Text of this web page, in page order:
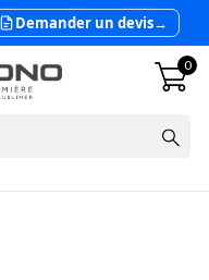
Demander un devis→
0